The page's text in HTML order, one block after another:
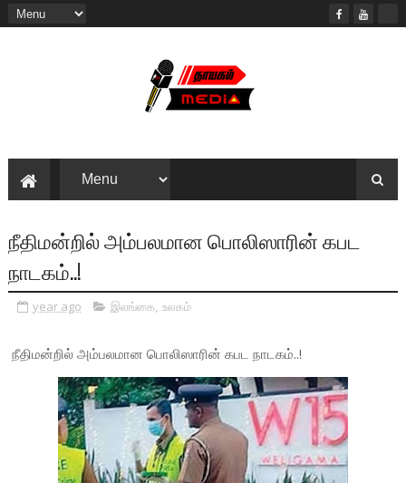
நீதிமன்றில் அம்பலமான பொலிஸாரின் கபட
நாடகம்..!
year ago இலங்கை, உலகம்
நீதிமன்றில் அம்பலமான பொலிஸாரின் கபட நாடகம்..!